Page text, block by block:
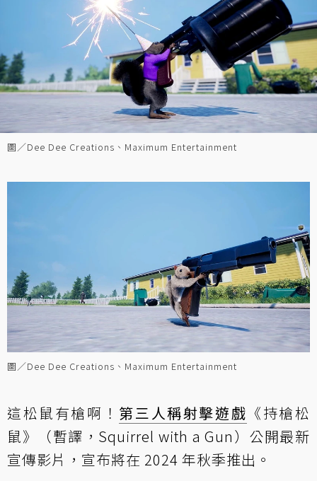
圖／Dee Dee Creations、Maximum Entertainment
圖／Dee Dee Creations、Maximum Entertainment
這松鼠有槍啊！ 第三人稱射擊遊戲 《持槍松
鼠》（暫譯，Squirrel with a Gun）公開最新
宣傳影片，宣布將在 2024 年秋季推出。